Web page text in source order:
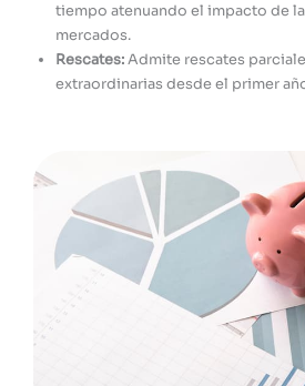
tiempo atenuando el impacto de
mercados.
Rescates:Admite rescates
extraordinarias desde el primer